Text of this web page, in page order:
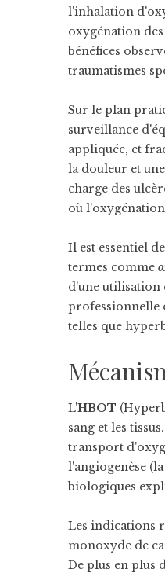
l'inhalation
oxygénation
bénéfices
traumatismes
Sur le plan
surveillance
appliquée, et
la douleur et
charge des
où
Il est essentiel
termes comme
d'une utilisation
professionnelle
telles que
L'HBOT
sang et les
transport
l'angiogenèse
biologiques
Les indications
monoxyde de
De plus en plus